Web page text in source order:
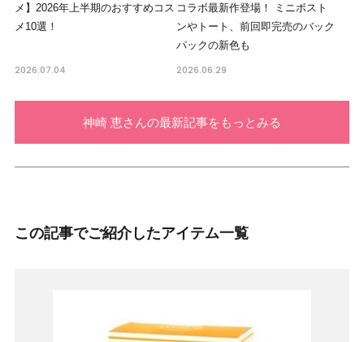
メ】2026年上半期のおすすめコス
メ10選！
2026.07.04
コラボ最新作登場！ ミニボスト
ンやトート、前回即完売のバック
パックの新色も
2026.06.29
神崎 恵さんの最新記事をもっとみる
この記事でご紹介したアイテム一覧